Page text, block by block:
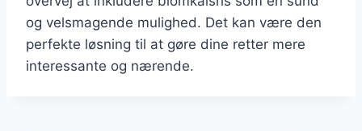
og velsmagende mulighed. Det kan være den
perfekte løsning til at gøre dine retter mere
interessante og nærende.